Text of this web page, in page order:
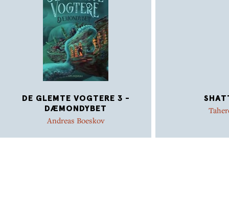
DE GLEMTE VOGTERE 3 -
DÆMONDYBET
Andreas Boeskov